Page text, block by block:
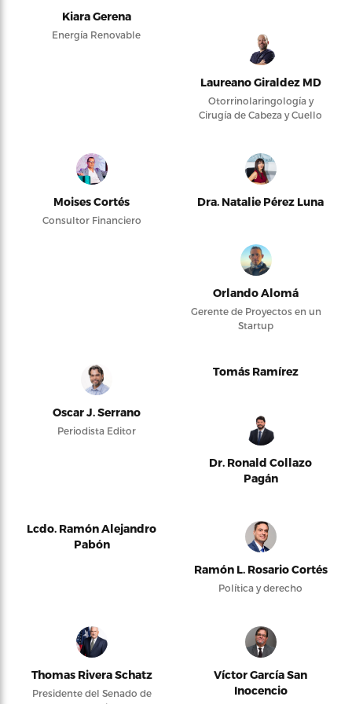
Kiara Gerena
Energía Renovable
Laureano Giraldez MD
Otorrinolaringología y
Cirugía de Cabeza y Cuello
Moises Cortés
Consultor Financiero
Dra. Natalie Pérez Luna
Orlando Alomá
Gerente de Proyectos en un
Startup
Oscar J. Serrano
Periodista Editor
Tomás Ramírez
Dr. Ronald Collazo
Pagán
Lcdo. Ramón Alejandro
Pabón
Ramón L. Rosario Cortés
Política y derecho
Thomas Rivera Schatz
Presidente del Senado de
Víctor García San
Inocencio